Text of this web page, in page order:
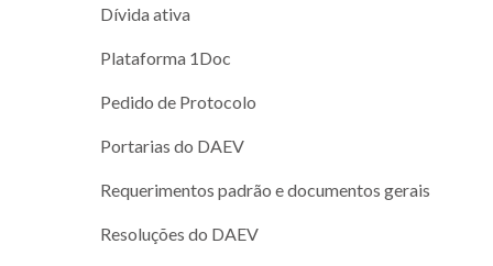
Dívida ativa
Plataforma 1Doc
Pedido de Protocolo
Portarias do DAEV
Requerimentos padrão e documentos gerais
Resoluções do DAEV